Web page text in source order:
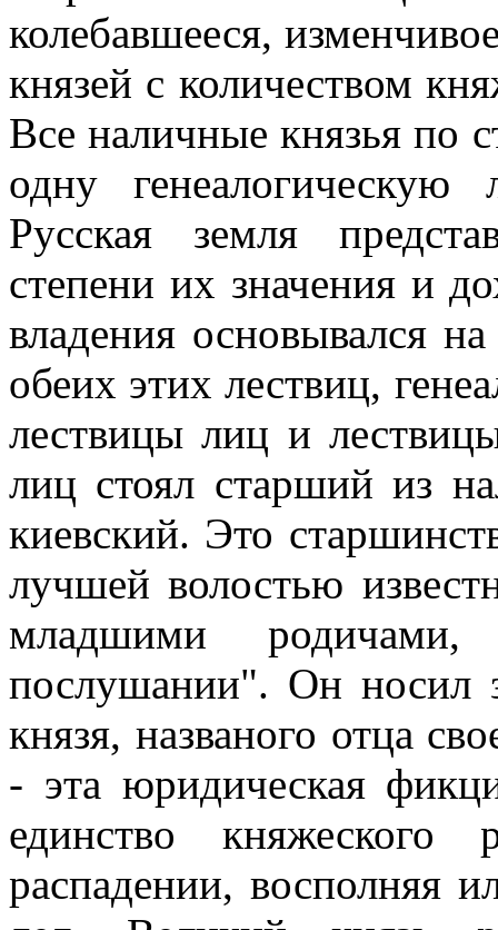
колебавшееся,
князей с количеством
Все наличные князья по
одну
Русская земля
степени их значения и
владения основывался
обеих этих лествиц,
лествицы лиц и
лиц стоял старший из
киевский. Это
лучшей волостью
младшими
послушании". Он носил
князя, названого отца
- эта юридическая
единство княжеского
распадении, восполняя